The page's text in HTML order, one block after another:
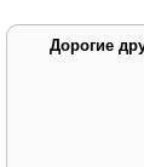
Дорогие